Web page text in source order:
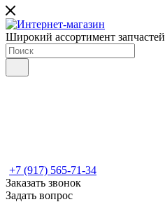
Широкий ассортимент
+7 (917) 565-71-34
Заказать звонок
Задать вопрос